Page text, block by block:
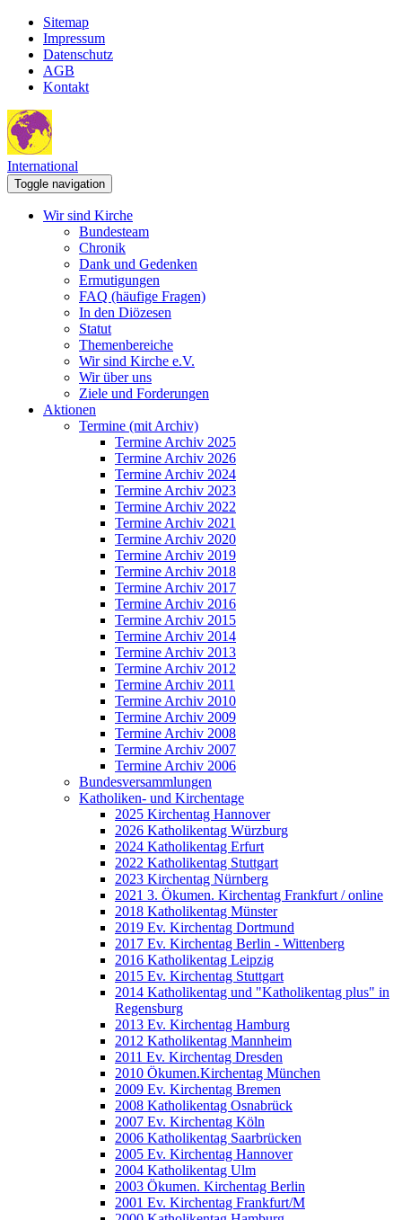
Sitemap
Impressum
Datenschutz
AGB
Kontakt
International
Toggle navigation
Wir sind Kirche
Bundesteam
Chronik
Dank und Gedenken
Ermutigungen
FAQ (häufige Fragen)
In den Diözesen
Statut
Themenbereiche
Wir sind Kirche e.V.
Wir über uns
Ziele und Forderungen
Aktionen
Termine (mit Archiv)
Termine Archiv 2025
Termine Archiv 2026
Termine Archiv 2024
Termine Archiv 2023
Termine Archiv 2022
Termine Archiv 2021
Termine Archiv 2020
Termine Archiv 2019
Termine Archiv 2018
Termine Archiv 2017
Termine Archiv 2016
Termine Archiv 2015
Termine Archiv 2014
Termine Archiv 2013
Termine Archiv 2012
Termine Archiv 2011
Termine Archiv 2010
Termine Archiv 2009
Termine Archiv 2008
Termine Archiv 2007
Termine Archiv 2006
Bundesversammlungen
Katholiken- und Kirchentage
2025 Kirchentag Hannover
2026 Katholikentag Würzburg
2024 Katholikentag Erfurt
2022 Katholikentag Stuttgart
2023 Kirchentag Nürnberg
2021 3. Ökumen. Kirchentag Frankfurt / online
2018 Katholikentag Münster
2019 Ev. Kirchentag Dortmund
2017 Ev. Kirchentag Berlin - Wittenberg
2016 Katholikentag Leipzig
2015 Ev. Kirchentag Stuttgart
2014 Katholikentag und "Katholikentag plus" in
Regensburg
2013 Ev. Kirchentag Hamburg
2012 Katholikentag Mannheim
2011 Ev. Kirchentag Dresden
2010 Ökumen.Kirchentag München
2009 Ev. Kirchentag Bremen
2008 Katholikentag Osnabrück
2007 Ev. Kirchentag Köln
2006 Katholikentag Saarbrücken
2005 Ev. Kirchentag Hannover
2004 Katholikentag Ulm
2003 Ökumen. Kirchentag Berlin
2001 Ev. Kirchentag Frankfurt/M